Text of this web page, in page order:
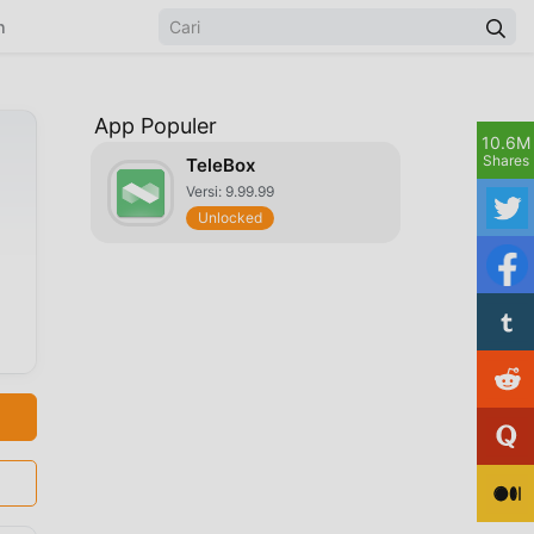
App Populer
TeleBox
Versi: 9.99.99
Unlocked
10.6M
Shares